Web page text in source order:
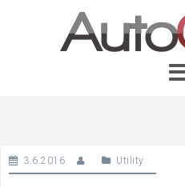
3.6.2016 Utility